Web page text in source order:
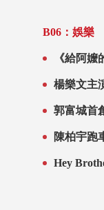
B06：娛樂
《給阿嬤的
楊樂文主演舞台劇演
陳柏宇跑
Hey